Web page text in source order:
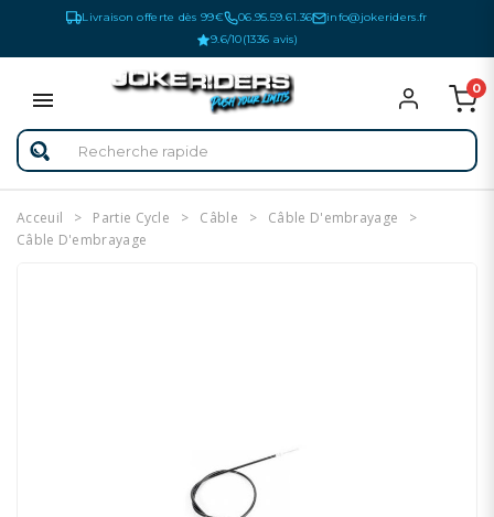
Livraison offerte dès 99€ 06.95.59.61.36
info@jokeriders.fr
9.6/10(1336 avis)
0
Acceuil Partie Cycle Câble
Câble D'embrayage
Câble D'embrayage